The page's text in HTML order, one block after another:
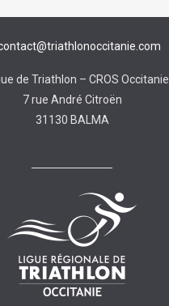
de Triathlon – CROS Occitanie
7 rue André Citroën
31130 BALMA